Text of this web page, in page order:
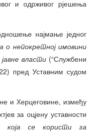
и одрживог рјешења
најмање једног
о непокретној имовини
власти (“Службени
пред Уставним судом
и Херцеговине, између
за оцјену уставности
која се користи за